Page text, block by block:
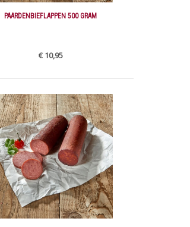
PAARDENBIEFLAPPEN 500 GRAM
€ 10,95